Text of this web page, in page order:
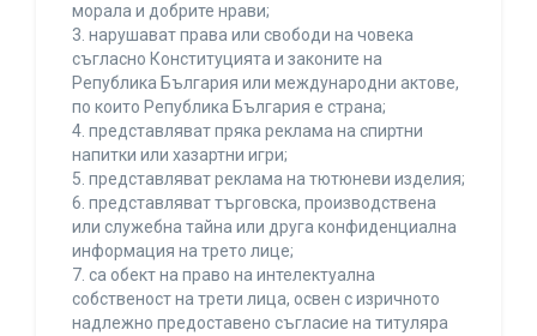
морала и добрите нрави;
3. нарушават права или свободи на човека
съгласно Конституцията и законите на
Република България или международни актове,
по които Република България е страна;
4. представляват пряка реклама на спиртни
напитки или хазартни игри;
5. представляват реклама на тютюневи изделия;
6. представляват търговска, производствена
или служебна тайна или друга конфиденциална
информация на трето лице;
7. са обект на право на интелектуална
собственост на трети лица, освен с изричното
надлежно предоставено съгласие на титуляра